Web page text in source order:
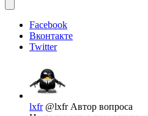
Facebook
Вконтакте
Twitter
lxfr @lxfr Автор вопроса